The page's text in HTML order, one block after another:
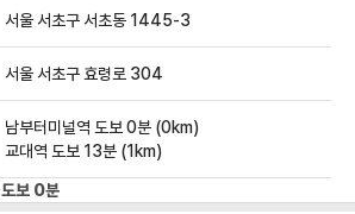
서울 서초구 서초동 1445-3
서울 서초구 효령로 304
남부터미널역 도보 0분 (0km)
교대역 도보 13분 (1 km)
도보 0분